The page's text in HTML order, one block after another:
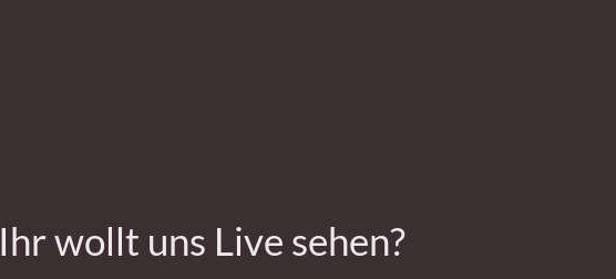
Ihr wollt uns Live sehen?